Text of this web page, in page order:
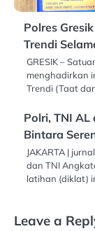
Polres
Trendi
GRESIK –
menghadirkan
Trendi (Taat
Polri, TNI
Bintara
JAKARTA |
dan TNI
latihan (diklat)
Leave a